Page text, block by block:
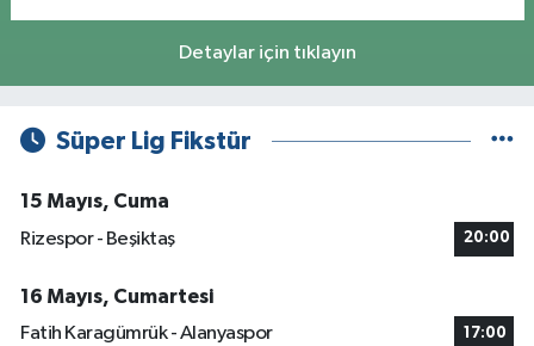
Detaylar için tıklayın
Süper Lig Fikstür
15 Mayıs, Cuma
Rizespor - Beşiktaş
20:00
16 Mayıs, Cumartesi
Fatih Karagümrük - Alanyaspor
17:00